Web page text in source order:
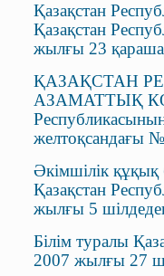
Қазақстан
Қазақстан
жылғы 23
ҚАЗАҚСТАН
АЗАМАТТЫҚ
желтоқсандағы
Әкімшілік
Қазақстан
жылғы 5
Білім туралы
2007 жылғы 27